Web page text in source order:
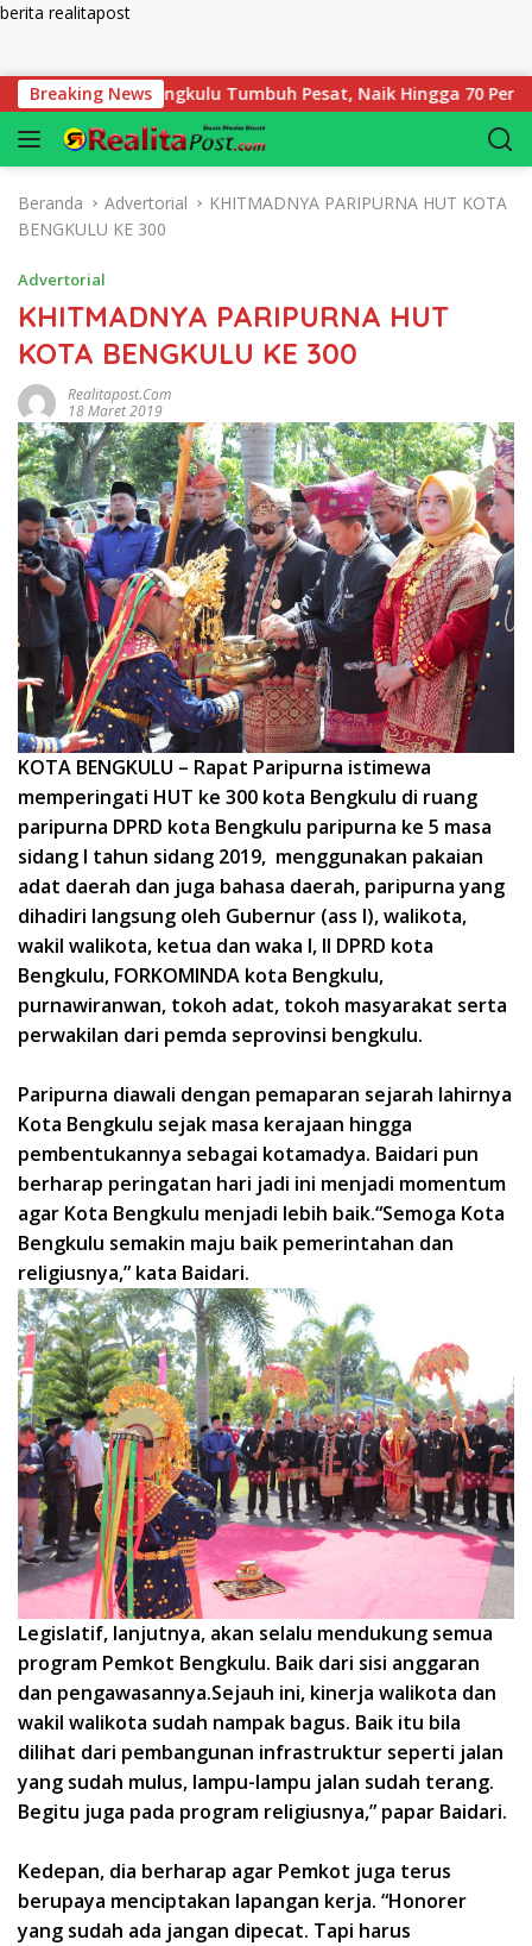
berita realitapost
Breaking News
Bengkulu Tumbuh Pesat, Naik Hingga 70 Persen Sejak
Beranda Advertorial
KHITMADNYA PARIPURNA HUT KOTA
BENGKULU KE 300
Advertorial
KHITMADNYA PARIPURNA HUT
KOTA BENGKULU KE 300
Realitapost.com
18 Maret 2019
KOTA BENGKULU – Rapat Paripurna istimewa
memperingati HUT ke 300 kota Bengkulu di ruang
paripurna DPRD kota Bengkulu paripurna ke 5 masa
sidang I tahun sidang 2019, menggunakan pakaian
adat daerah dan juga bahasa daerah, paripurna yang
dihadiri langsung oleh Gubernur (ass I), walikota,
wakil walikota, ketua dan waka I, II DPRD kota
Bengkulu, FORKOMINDA kota Bengkulu,
purnawiranwan, tokoh adat, tokoh masyarakat serta
perwakilan dari pemda seprovinsi bengkulu.
Paripurna diawali dengan pemaparan sejarah lahirnya
Kota Bengkulu sejak masa kerajaan hingga
pembentukannya sebagai kotamadya. Baidari pun
berharap peringatan hari jadi ini menjadi momentum
agar Kota Bengkulu menjadi lebih baik.“Semoga Kota
Bengkulu semakin maju baik pemerintahan dan
religiusnya,” kata Baidari.
Legislatif, lanjutnya, akan selalu mendukung semua
program Pemkot Bengkulu. Baik dari sisi anggaran
dan pengawasannya.Sejauh ini, kinerja walikota dan
wakil walikota sudah nampak bagus. Baik itu bila
dilihat dari pembangunan infrastruktur seperti jalan
yang sudah mulus, lampu-lampu jalan sudah terang.
Begitu juga pada program religiusnya,” papar Baidari.
Kedepan, dia berharap agar Pemkot juga terus
berupaya menciptakan lapangan kerja. “Honorer
yang sudah ada jangan dipecat. Tapi harus